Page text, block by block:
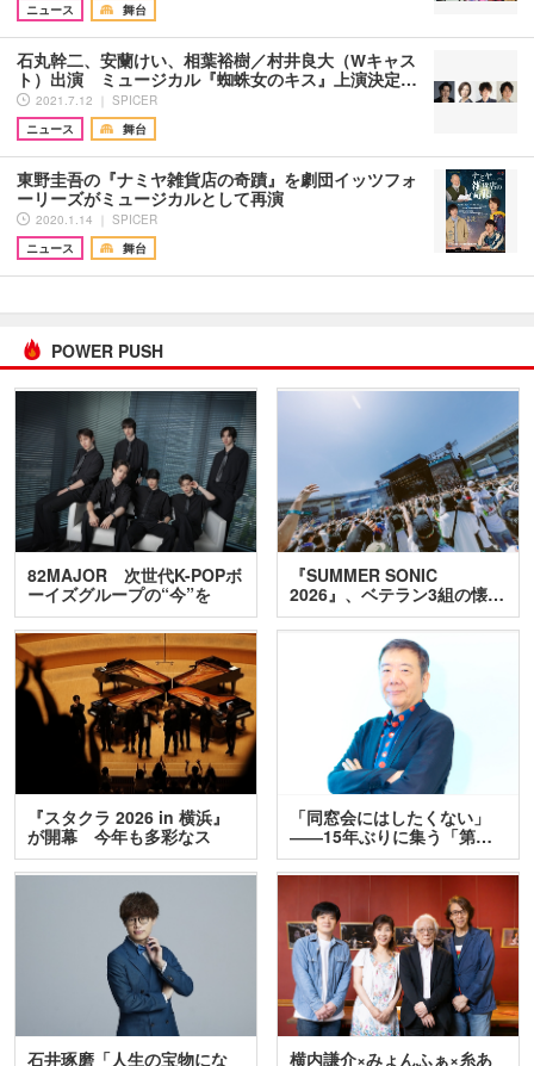
ニュース
舞台
石丸幹二、安蘭けい、相葉裕樹／村井良大（Wキャス
ト）出演 ミュージカル『蜘蛛女のキス』上演決定…
2021.7.12 ｜ SPICER
ニュース
舞台
東野圭吾の『ナミヤ雑貨店の奇蹟』を劇団イッツフォ
ーリーズがミュージカルとして再演
2020.1.14 ｜ SPICER
ニュース
舞台
POWER PUSH
82MAJOR 次世代K-POPボ
ーイズグループの“今”を
訊…
『SUMMER SONIC
2026』、ベテラン3組の懐…
『スタクラ 2026 in 横浜』
が開幕 今年も多彩なス
テ…
「同窓会にはしたくない」
――15年ぶりに集う「第…
石井琢磨「人生の宝物にな
横内謙介×みょんふぁ×糸あ